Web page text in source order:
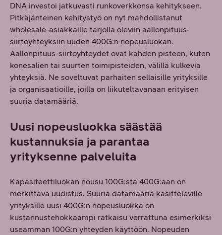
DNA investoi jatkuvasti runkoverkkonsa kehitykseen.
Pitkäjänteinen kehitystyö on nyt mahdollistanut
wholesale-asiakkaille tarjolla oleviin aallonpituus-
siirtoyhteyksiin uuden 400G:n nopeusluokan.
Aallonpituus-siirtoyhteydet ovat kahden pisteen, kuten
konesalien tai suurten toimipisteiden, välillä kulkevia
yhteyksiä. Ne soveltuvat parhaiten sellaisille yrityksille
ja organisaatioille, joilla on liikuteltavanaan erityisen
suuria datamääriä.
Uusi nopeusluokka säästää
kustannuksia ja parantaa
yrityksenne palveluita
Kapasiteettiluokan nousu 100G:sta 400G:aan on
merkittävä uudistus. Suuria datamääriä käsitteleville
yrityksille uusi 400G:n nopeusluokka on
kustannustehokkaampi ratkaisu verrattuna esimerkiksi
useamman 100G:n yhteyden käyttöön. Nopeuden